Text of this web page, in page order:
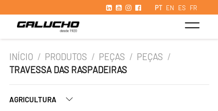
PT EN ES FR
INÍCIO / PRODUTOS / PEÇAS / PEÇAS /
TRAVESSA DAS RASPADEIRAS
AGRICULTURA